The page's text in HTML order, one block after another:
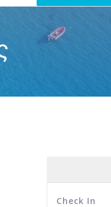
Check In